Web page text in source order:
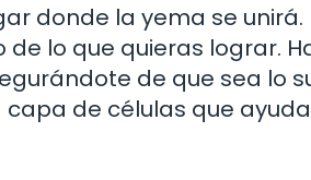
donde la yema se unirá.
lo que quieras lograr.
de que sea lo
de células que